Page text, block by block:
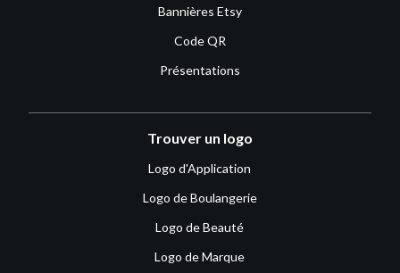
Bannières Etsy
Code QR
Présentations
Trouver un logo
Logo d'Application
Logo de Boulangerie
Logo de Beauté
Logo de Marque